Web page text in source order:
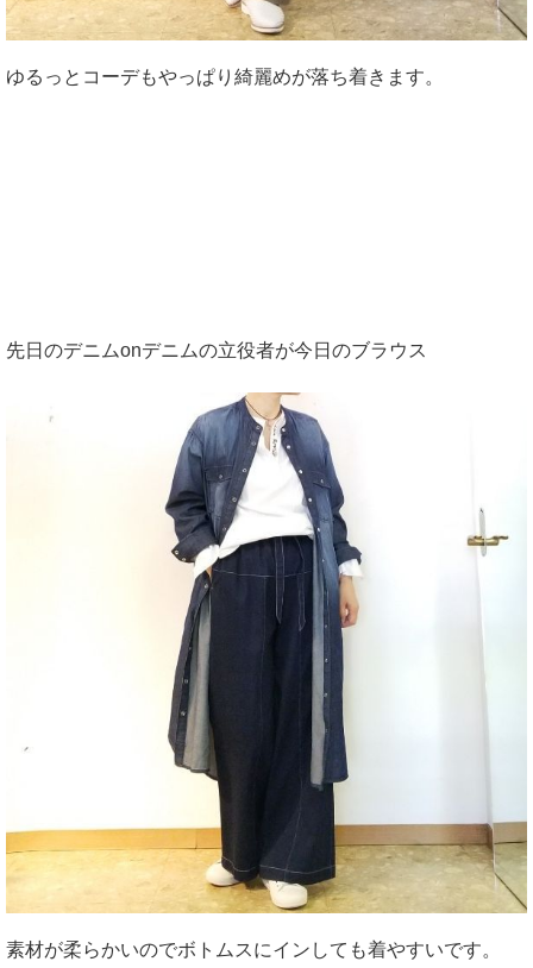
ゆるっとコーデもやっぱり綺麗めが落ち着きます。
先日のデニムonデニムの立役者が今日のブラウス
素材が柔らかいのでボトムスにインしても着やすいです。